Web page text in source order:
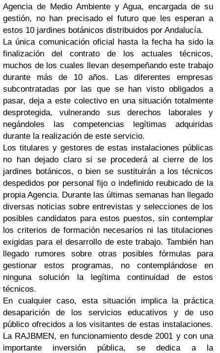
Agencia de Medio Ambiente y Agua, encargada de su
gestión, no han precisado el futuro que les esperan a
estos 10 jardines botánicos distribuidos por Andalucía.
La única comunicación oficial hasta la fecha ha sido la
finalización del contrato de los actuales técnicos,
muchos de los cuales llevan desempeñando este trabajo
durante más de 10 años. Las diferentes empresas
subcontratadas por las que se han visto obligados a
pasar, deja a este colectivo en una situación totalmente
desprotegida, vulnerando sus derechos laborales y
negándoles las competencias legítimas adquiridas
durante la realización de este servicio.
Los titulares y gestores de estas instalaciones públicas
no han dejado claro si se procederá al cierre de los
jardines botánicos, o bien se sustituirán a los técnicos
despedidos por personal fijo o indefinido reubicado de la
propia Agencia. Durante las últimas semanas han llegado
diversas noticias sobre entrevistas y selecciones de los
posibles candidatos para estos puestos, sin contemplar
los criterios de formación necesarios ni las titulaciones
exigidas para el desarrollo de este trabajo. También han
llegado rumores sobre otras posibles fórmulas para
gestionar estos programas, no contemplándose en
ninguna solución la legítima continuidad de estos
técnicos.
En cualquier caso, esta situación implica la práctica
desaparición de los servicios educativos y de uso
público ofrecidos a los visitantes de estas instalaciones.
La RAJBMEN, en funcionamiento desde 2001 y con una
importante inversión pública, se dedica a la